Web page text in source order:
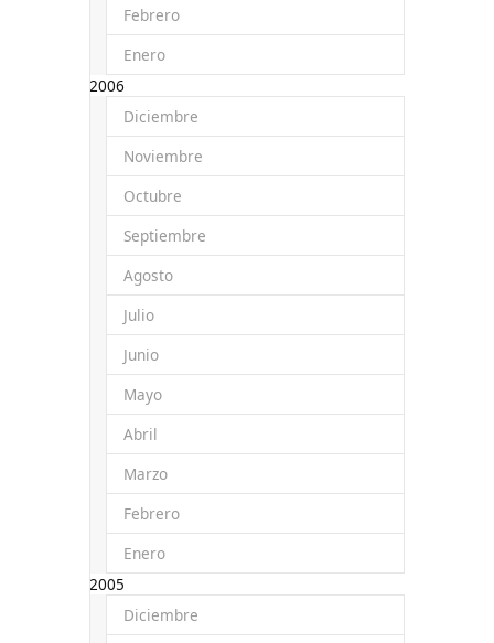
Febrero
Enero
2006
Diciembre
Noviembre
Octubre
Septiembre
Agosto
Julio
Junio
Mayo
Abril
Marzo
Febrero
Enero
2005
Diciembre